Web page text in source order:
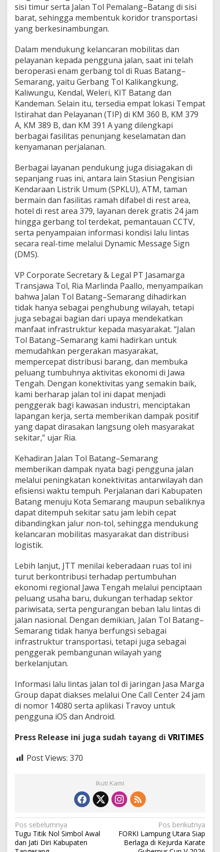
h
sisi timur serta Jalan Tol Pemalang–Batang di sisi
barat, sehingga membentuk koridor transportasi
yang berkesinambungan.
Dalam mendukung kelancaran mobilitas dan
pelayanan kepada pengguna jalan, saat ini telah
beroperasi enam gerbang tol di Ruas Batang–
Semarang, yaitu Gerbang Tol Kalikangkung,
Kaliwungu, Kendal, Weleri, KIT Batang dan
Kandeman. Selain itu, tersedia empat lokasi Tempat
Istirahat dan Pelayanan (TIP) di KM 360 B, KM 379
A, KM 389 B, dan KM 391 A yang dilengkapi
berbagai fasilitas penunjang keselamatan dan
kenyamanan perjalanan.
Berbagai layanan pendukung juga disiagakan di
sepanjang ruas ini, antara lain Stasiun Pengisian
Kendaraan Listrik Umum (SPKLU), ATM, taman
bermain dan fasilitas ramah difabel di rest area,
hotel di rest area 379, layanan derek gratis 24 jam
hingga gerbang tol terdekat, pemantauan CCTV,
serta penyampaian informasi kondisi lalu lintas
secara real-time melalui Dynamic Message Sign
(DMS).
VP Corporate Secretary & Legal PT Jasamarga
Transjawa Tol, Ria Marlinda Paallo, menyampaikan
bahwa Jalan Tol Batang–Semarang dihadirkan
tidak hanya sebagai penghubung wilayah, tetapi
juga sebagai bagian dari upaya mendekatkan
manfaat infrastruktur kepada masyarakat. “Jalan
Tol Batang–Semarang kami hadirkan untuk
memudahkan pergerakan masyarakat,
mempercepat distribusi barang, dan membuka
peluang tumbuhnya aktivitas ekonomi di Jawa
Tengah. Dengan konektivitas yang semakin baik,
kami berharap jalan tol ini dapat menjadi
penggerak bagi kawasan industri, menciptakan
lapangan kerja, serta memberikan dampak positif
yang dapat dirasakan langsung oleh masyarakat
sekitar,” ujar Ria.
Kehadiran Jalan Tol Batang–Semarang
memberikan dampak nyata bagi pengguna jalan
melalui peningkatan konektivitas antarwilayah dan
efisiensi waktu tempuh. Perjalanan dari Kabupaten
Batang menuju Kota Semarang maupun sebaliknya
dapat ditempuh sekitar satu jam lebih cepat
dibandingkan jalur non-tol, sehingga mendukung
kelancaran mobilitas masyarakat dan distribusi
logistik.
Lebih lanjut, JTT menilai keberadaan ruas tol ini
turut berkontribusi terhadap pertumbuhan
ekonomi regional Jawa Tengah melalui penciptaan
peluang usaha baru, dukungan terhadap sektor
pariwisata, serta pengurangan beban lalu lintas di
jalan nasional. Dengan demikian, Jalan Tol Batang–
Semarang tidak hanya berfungsi sebagai
infrastruktur transportasi, tetapi juga sebagai
penggerak pembangunan wilayah yang
berkelanjutan.
Informasi lalu lintas jalan tol di jaringan Jasa Marga
Group dapat diakses melalui One Call Center 24 jam
di nomor 14080 serta aplikasi Travoy untuk
pengguna iOS dan Android.
Press Release ini juga sudah tayang di VRITIMES
Post Views: 370
Ikuti Kami
N
a
Pos sebelumnya
Tugu Titik Nol Simbol Awal
dan Jati Diri Kabupaten
Pos berikutnya
FORKI Lampung Utara Siap
Berlaga di Kejurda Karate